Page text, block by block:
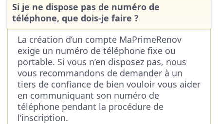
Si je ne dispose pas de numéro de
téléphone, que dois-je faire ?
La création d’un compte MaPrimeRenov
exige un numéro de téléphone fixe ou
portable. Si vous n’en disposez pas, nous
vous recommandons de demander à un
tiers de confiance de bien vouloir vous aider
en communiquant son numéro de
téléphone pendant la procédure de
l’inscription.